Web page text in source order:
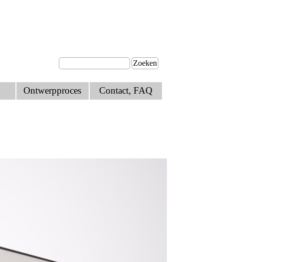
Ontwerpproces Contact, FAQ
Zoeken